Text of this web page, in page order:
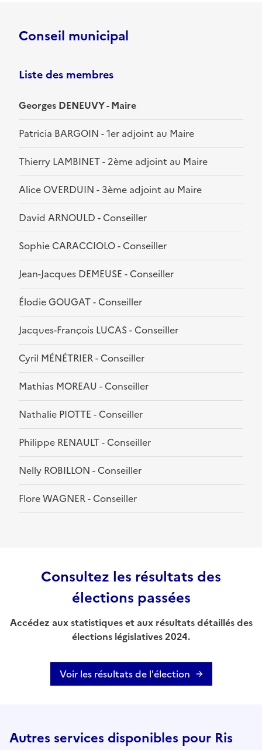
Conseil municipal
Liste des membres
Georges DENEUVY - Maire
Patricia BARGOIN - 1er adjoint au Maire
Thierry LAMBINET - 2ème adjoint au Maire
Alice OVERDUIN - 3ème adjoint au Maire
David ARNOULD - Conseiller
Sophie CARACCIOLO - Conseiller
Jean-Jacques DEMEUSE - Conseiller
Élodie GOUGAT - Conseiller
Jacques-François LUCAS - Conseiller
Cyril MÉNÉTRIER - Conseiller
Mathias MOREAU - Conseiller
Nathalie PIOTTE - Conseiller
Philippe RENAULT - Conseiller
Nelly ROBILLON - Conseiller
Flore WAGNER - Conseiller
Consultez les résultats des
élections passées
Accédez aux statistiques et aux résultats détaillés des
élections législatives 2024.
Voir les résultats de l'élection
Autres services disponibles pour Ris